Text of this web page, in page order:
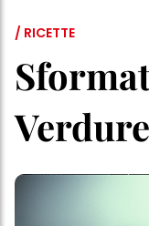
/ RICETTE
Verdure